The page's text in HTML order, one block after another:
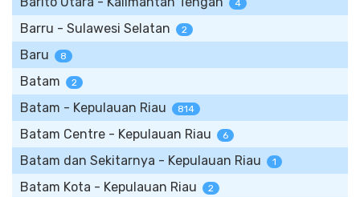
4
Barru - Sulawesi Selatan 2
Baru 8
Batam 2
Batam - Kepulauan Riau 814
Batam Centre - Kepulauan Riau 6
Batam dan Sekitarnya - Kepulauan Riau 1
Batam Kota - Kepulauan Riau 2